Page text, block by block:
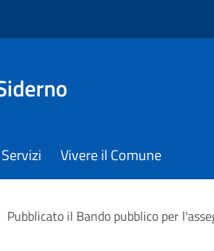
Servizi Vivere il Comune
Pubblicato il Bando pubblico per